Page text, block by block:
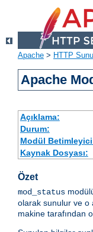
Apache > HTTP
Apache
Açıklama:
Durum:
Modül
Kaynak Dosyası:
Özet
mod_status
olarak sunulur ve o
makine tarafından